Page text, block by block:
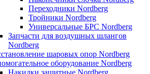
Переходники Nordberg
Тройники Nordberg
Универсальные БРС Nordberg
Запчасти для воздушных шлангов
Nordberg
шаровых опор Nordberg
оборудование Nordberg
Накидки защитные Nordberg